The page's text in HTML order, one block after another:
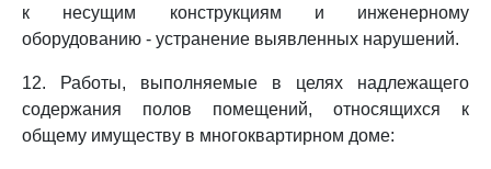
к несущим конструкциям и инженерному
оборудованию - устранение выявленных нарушений.
12. Работы, выполняемые в целях надлежащего
содержания полов помещений, относящихся к
общему имуществу в многоквартирном доме: